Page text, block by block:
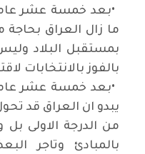
•بعد خمسة عشر
ما زال العراق
بمستقبل البلاد
بالفوز بالانتخابات
•بعد خمسة عشر
يبدو ان العراق قد
من الدرجة الاولى بل
بالمبادئ وتاجر